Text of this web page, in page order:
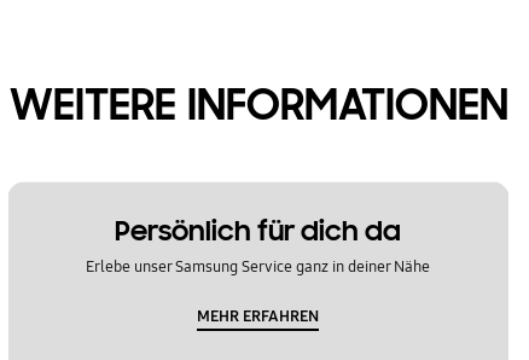
WEITERE INFORMATIONEN
Persönlich für dich da
Erlebe unser Samsung Service ganz in deiner Nähe
MEHR ERFAHREN